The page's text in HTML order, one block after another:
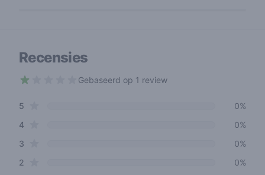
Recensies
Gebaseerd op 1 review
Review data
5
0%
4star reviews
0%
3
0%
2
0%